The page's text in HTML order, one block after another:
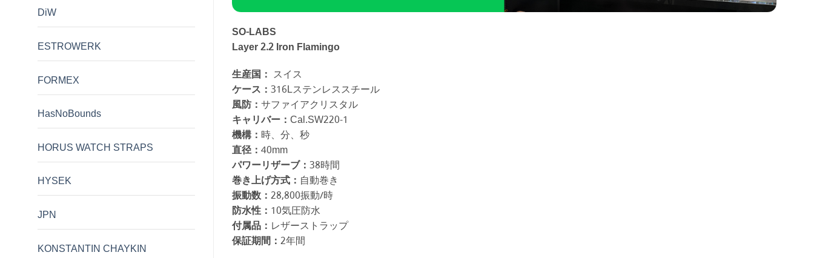
DiW
ESTROWERK
FORMEX
HasNoBounds
HORUS WATCH STRAPS
HYSEK
JPN
KONSTANTIN CHAYKIN
SO-LABS
Layer 2.2 Iron Flamingo
生産国： スイス
ケース： 316Lステンレススチール
風防： サファイアクリスタル
キャリバー： Cal.SW220-1
機構： 時、分、秒
直径： 40mm
パワーリザーブ： 38時間
巻き上げ方式： 自動巻き
振動数： 28,800振動/時
防水性： 10気圧防水
付属品： レザーストラップ
保証期間： 2年間